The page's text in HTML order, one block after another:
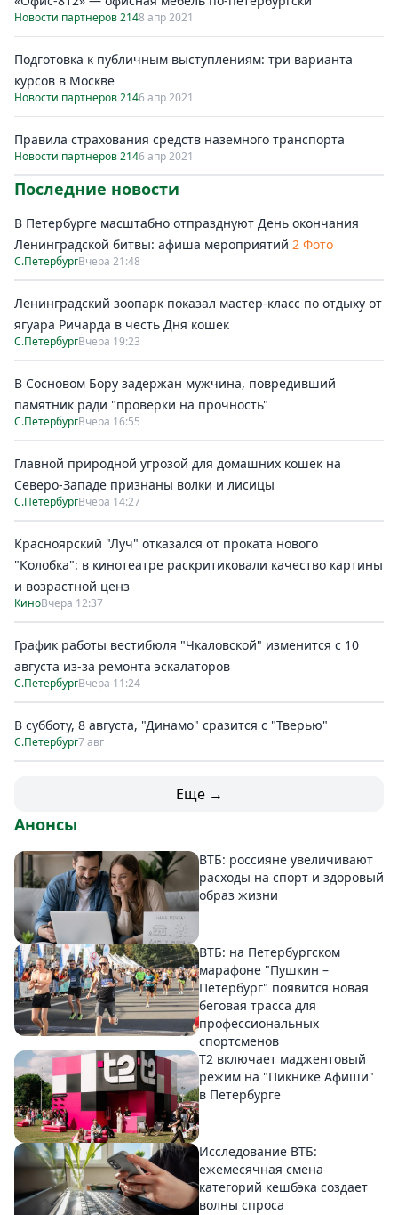
Новости партнеров 2148 апр 2021
Подготовка к публичным выступлениям: три варианта
курсов в Москве
Новости партнеров 2146 апр 2021
Правила страхования средств наземного транспорта
Новости партнеров 2146 апр 2021
Последние новости
В Петербурге масштабно отпразднуют День окончания
Ленинградской битвы: афиша мероприятий 2 Фото
С.ПетербургВчера 21:48
Ленинградский зоопарк показал мастер-класс по отдыху от
ягуара Ричарда в честь Дня кошек
С.ПетербургВчера 19:23
В Сосновом Бору задержан мужчина, повредивший
памятник ради "проверки на прочность"
С.ПетербургВчера 16:55
Главной природной угрозой для домашних кошек на
Северо-Западе признаны волки и лисицы
С.ПетербургВчера 14:27
Красноярский "Луч" отказался от проката нового
"Колобка": в кинотеатре раскритиковали качество картины
и возрастной ценз
КиноВчера 12:37
График работы вестибюля "Чкаловской" изменится с 10
августа из-за ремонта эскалаторов
С.ПетербургВчера 11:24
В субботу, 8 августа, "Динамо" сразится с "Тверью"
С.Петербург7 авг
Еще →
Анонсы
ВТБ: россияне увеличивают
расходы на спорт и здоровый
образ жизни
ВТБ: на Петербургском
марафоне "Пушкин –
Петербург" появится новая
беговая трасса для
профессиональных
спортсменов
Т2 включает маджентовый
режим на "Пикнике Афиши"
в Петербурге
Исследование ВТБ:
ежемесячная смена
категорий кешбэка создает
волны спроса